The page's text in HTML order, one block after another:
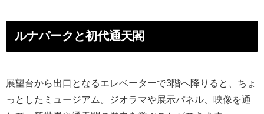
ルナパークと初代通天閣
展望台から出口となるエレベーターで3階へ降りると、ちょ
っとしたミュージアム。ジオラマや展示パネル、映像を通